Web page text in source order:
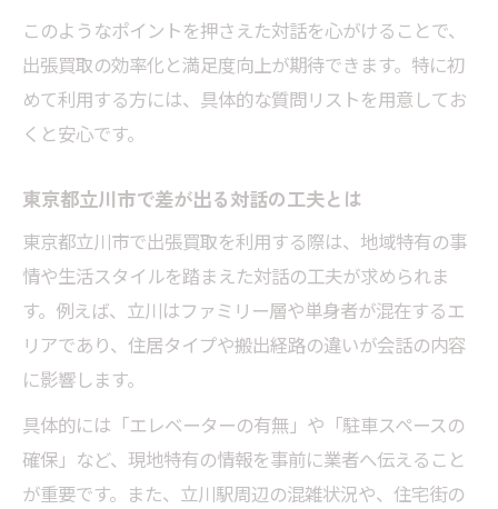
このようなポイントを押さえた対話を心がけることで、
出張買取の効率化と満足度向上が期待できます。特に初
めて利用する方には、具体的な質問リストを用意してお
くと安心です。
東京都立川市で差が出る対話の工夫とは
東京都立川市で出張買取を利用する際は、地域特有の事
情や生活スタイルを踏まえた対話の工夫が求められま
す。例えば、立川はファミリー層や単身者が混在するエ
リアであり、住居タイプや搬出経路の違いが会話の内容
に影響します。
具体的には「エレベーターの有無」や「駐車スペースの
確保」など、現地特有の情報を事前に業者へ伝えること
が重要です。また、立川駅周辺の混雑状況や、住宅街の